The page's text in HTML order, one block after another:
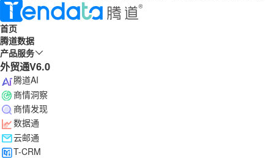
首页
腾道数据
产品服务
外贸通V6.0
腾道AI
商情洞察
商情发现
数据通
云邮通
T-CRM